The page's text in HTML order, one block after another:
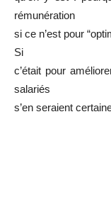
rémunération
si ce n’est pour
Si
c’était pour
salariés
s’en seraient